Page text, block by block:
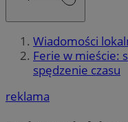
Wiadomości
Ferie w mieście:
spędzenie czasu
reklama